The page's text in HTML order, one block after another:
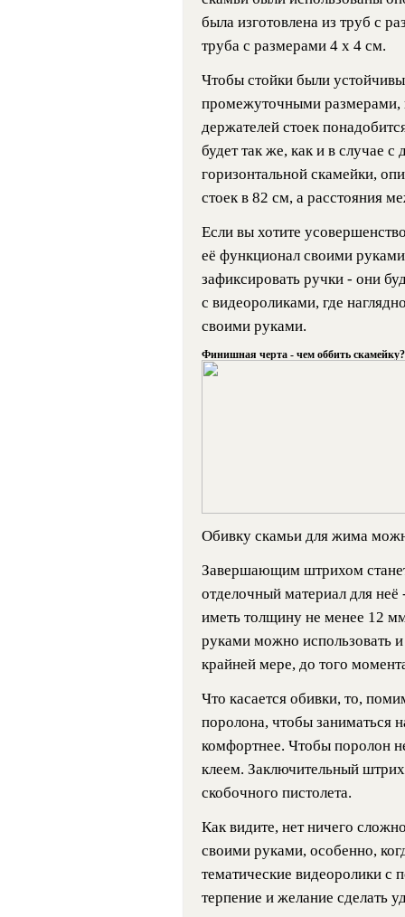
была изготовлена из труб с
труба с размерами 4 х 4 см.
Чтобы стойки были
промежуточными размерами,
держателей стоек
будет так же, как и в случае
горизонтальной скамейки,
стоек в 82 см, а расстояния
Если вы хотите
её функционал своими
зафиксировать ручки - они
с видеороликами, где
своими руками.
Финишная черта - чем оббить скамейку?
Обивку скамьи для жима
Завершающим штрихом
отделочный материал для
иметь толщину не менее 12
руками можно использовать
крайней мере, до того
Что касается обивки, то,
поролона, чтобы заниматься
комфортнее. Чтобы поролон
клеем. Заключительный
скобочного пистолета.
Как видите, нет ничего
своими руками, особенно,
тематические видеоролики с
терпение и желание сделать